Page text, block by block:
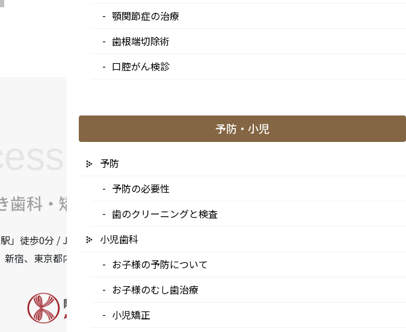
歯科・矯正歯科
徒歩0分 / JR中央/総武線「阿佐ケ谷駅」徒歩0分 / 東京メトロ丸ノ内線「南阿佐ケ
宿、東京都内、隣接県や遠方からも患者様に来院頂きやすい環境といえます。
顎関節症の治療
歯根端切除術
口腔がん検診
予防・小児
予防
予防の必要性
歯のクリーニングと検査
小児歯科
お子様の予防について
お子様のむし歯治療
小児矯正